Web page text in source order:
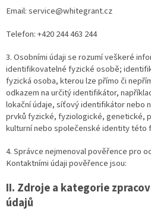
Email: service@whitegrant.cz
Telefon:+420 244 463 244
3. Osobními údaji se rozumí veškeré
identifikovatelné fyzické osobě;
fyzická osoba, kterou lze přímo či
odkazem na určitý identifikátor,
lokační údaje, síťový identifikátor nebo
prvků fyzické, fyziologické, genetické,
kulturní nebo společenské identity této
4. Správce nejmenoval pověřence pro
Kontaktními údaji pověřence jsou:
II. Zdroje a kategorie
údajů